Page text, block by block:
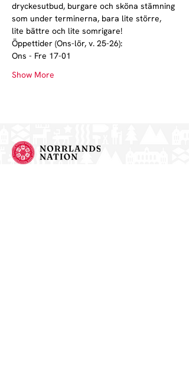
dryckesutbud, burgare och sköna stämning
som under terminerna, bara lite större,
lite bättre och lite somrigare!
Öppettider (Ons-lör, v. 25-26):
Ons - Fre 17-01
Show More